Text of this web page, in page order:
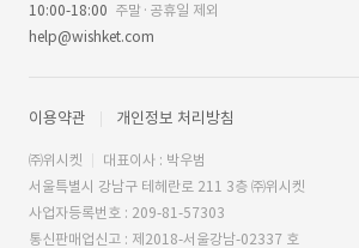
10:00-18:00 주말·공휴일 제외
help@wishket.com
이용약관 개인정보 처리방침
㈜위시켓
대표이사 : 박우범
서울특별시 강남구 테헤란로 211 3층 ㈜위시켓
사업자등록번호 : 209-81-57303
통신판매업신고 : 제2018-서울강남-02337 호